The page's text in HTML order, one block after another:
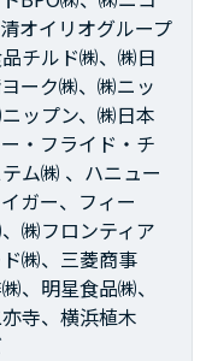
オイリオグループ
チルド㈱、㈱日
ーク㈱、㈱ニッ
ップン、㈱日本
・フライド・チ
ム㈱ 、ハニュー
ガー、フィー
㈱フロンティア
㈱、三菱商事
、明星食品㈱、
寺、横浜植木